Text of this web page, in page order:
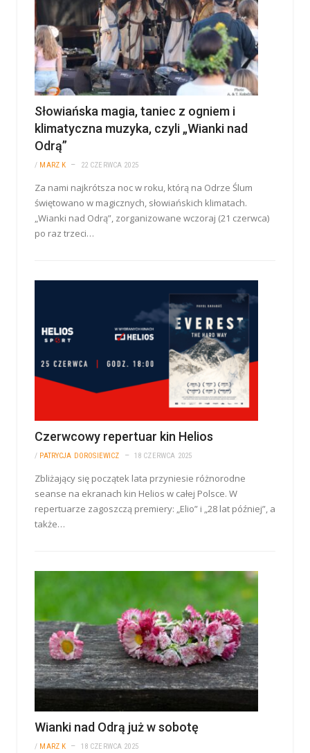
Słowiańska magia, taniec z ogniem i
klimatyczna muzyka, czyli „Wianki nad
Odrą”
/ MARZ K 22 CZERWCA 2025
Za nami najkrótsza noc w roku, którą na Odrze Ślum
świętowano w magicznych, słowiańskich klimatach.
„Wianki nad Odrą”, zorganizowane wczoraj (21 czerwca)
po raz trzeci…
Czerwcowy repertuar kin Helios
/ PATRYCJA DOROSIEWICZ 18 CZERWCA 2025
Zbliżający się początek lata przyniesie różnorodne
seanse na ekranach kin Helios w całej Polsce. W
repertuarze zagoszczą premiery: „Elio” i „28 lat później”, a
także…
Wianki nad Odrą już w sobotę
/ MARZ K 18 CZERWCA 2025